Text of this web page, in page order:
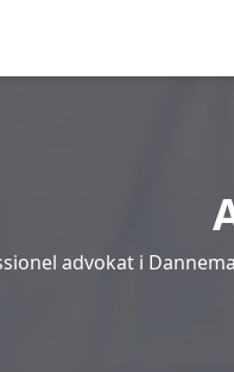
advokat i